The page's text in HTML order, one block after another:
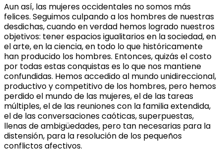
Aun así, las mujeres occidentales no somos más
felices. Seguimos culpando a los hombres de nuestras
desdichas, cuando en verdad hemos logrado nuestros
objetivos: tener espacios igualitarios en la sociedad, en
el arte, en la ciencia, en todo lo que históricamente
han producido los hombres. Entonces, quizás el costo
por todas estas conquistas es lo que nos mantiene
confundidas. Hemos accedido al mundo unidireccional,
productivo y competitivo de los hombres, pero hemos
perdido el mundo de las mujeres, el de las tareas
múltiples, el de las reuniones con la familia extendida,
el de las conversaciones caóticas, superpuestas,
llenas de ambigüedades, pero tan necesarias para la
distensión, para la resolución de los pequeños
conflictos afectivos.